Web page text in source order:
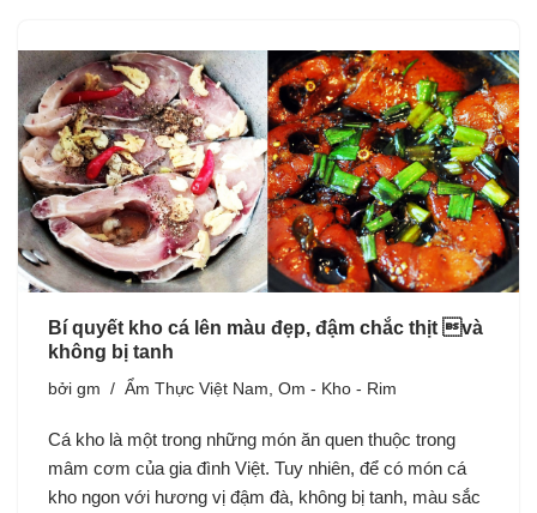
Bí quyết kho cá lên màu đẹp, đậm chắc thịt và
không bị tanh
bởi gm Ẩm Thực Việt Nam Om - Kho - Rim
Cá kho là một trong những món ăn quen thuộc trong
mâm cơm của gia đình Việt. Tuy nhiên, để có món cá
kho ngon với hương vị đậm đà, không bị tanh, màu sắc